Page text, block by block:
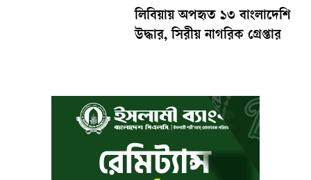
লিবিয়ায় অপহৃত ১৩ বাংলাদেশি
উদ্ধার, সিরীয় নাগরিক গ্রেপ্তার